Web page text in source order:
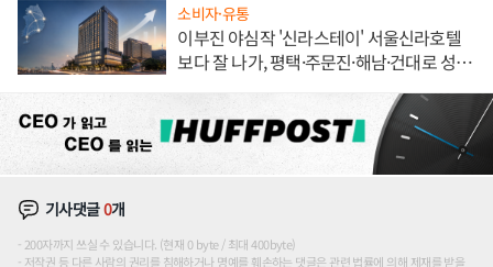
소비자·유통
이부진 야심작 '신라스테이' 서울신라호텔
보다 잘 나가, 평택·주문진·해남·건대로 성
기사댓글0개
200자까지 쓰실 수 있습니다. (현재 0 byte / 최대 400byte)
저작권 등 다른 사람의 권리를 침해하거나 명예를 훼손하는 댓글은 관련 법률에 의해 제재를 받을